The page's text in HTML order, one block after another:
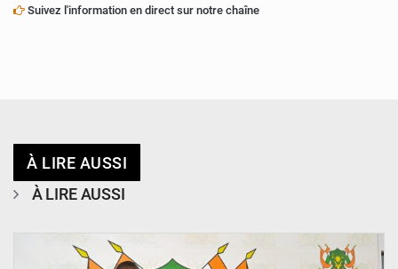
Suivez l'information en direct sur notre chaîne
À LIRE AUSSI
À LIRE AUSSI